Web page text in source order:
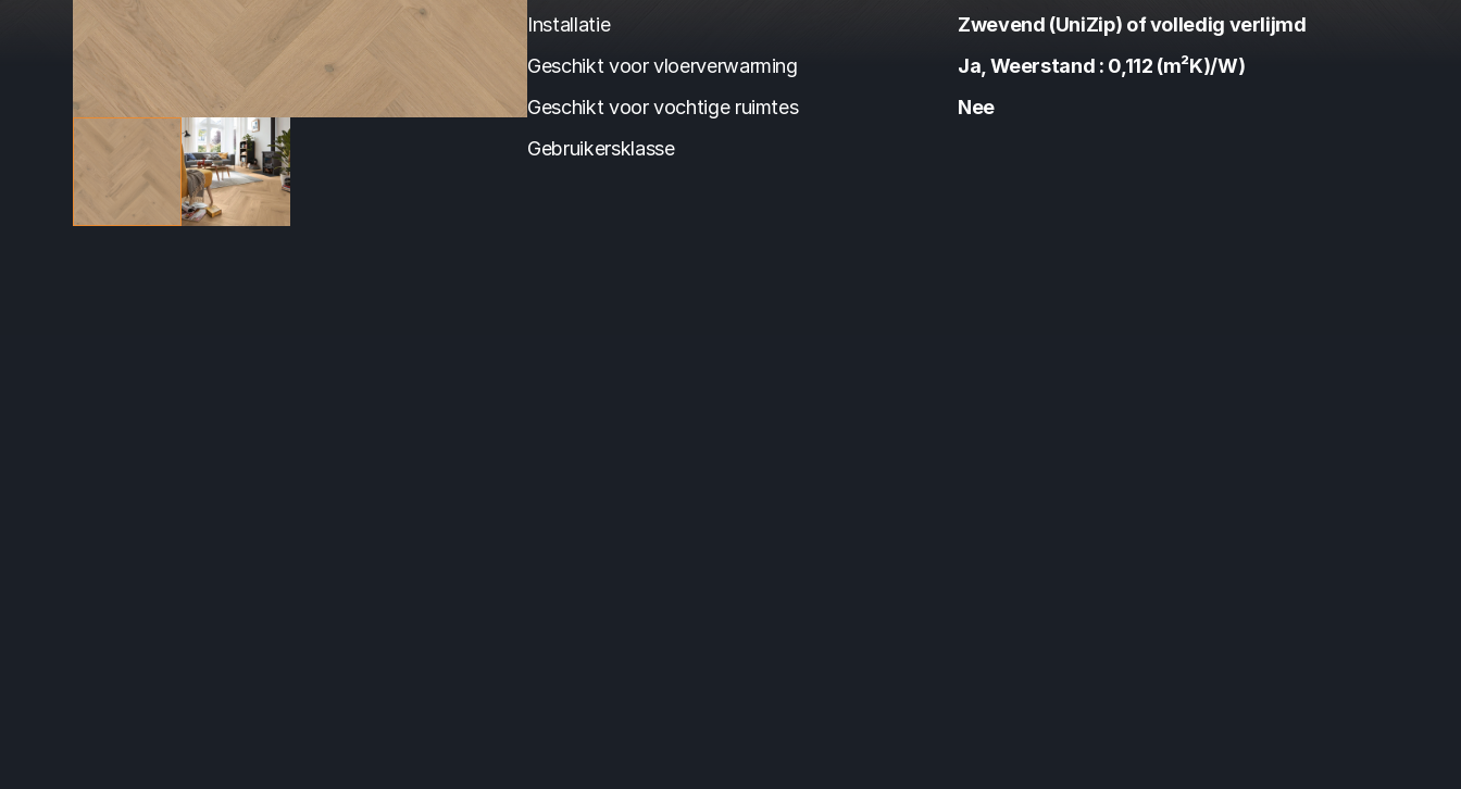
Installatie
Zwevend (UniZip) of volledig verlijmd
Geschikt voor vloerverwarming
Ja, Weerstand : 0,112 (m²K)/W)
Geschikt voor vochtige ruimtes
Nee
Gebruikersklasse